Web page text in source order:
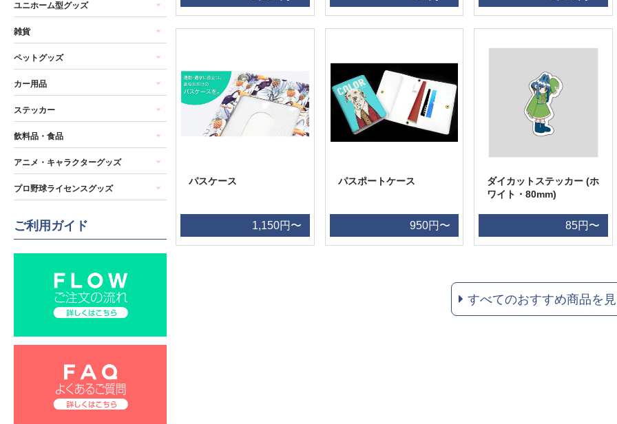
パスケース
1,150円〜
パスポートケース
950円〜
ダイカットステッカー (ホ
ワイト・80mm)
85円〜
すべてのおすすめ商品を
ユニホーム型グッズ
雑貨
ペットグッズ
カー用品
ステッカー
飲料品・食品
アニメ・キャラクターグッズ
プロ野球ライセンスグッズ
ご利用ガイド